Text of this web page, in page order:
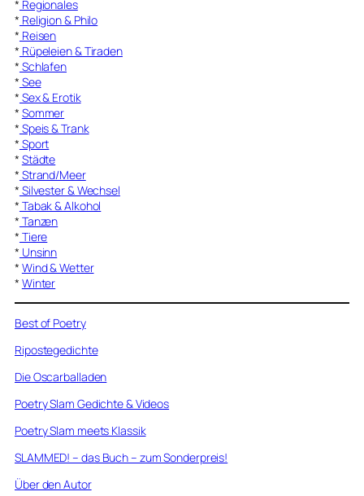
* Regionales
* Religion & Philo
* Reisen
* Rüpeleien & Tiraden
* Schlafen
* See
* Sex & Erotik
* Sommer
* Speis & Trank
* Sport
* Städte
* Strand/Meer
* Silvester & Wechsel
* Tabak & Alkohol
* Tanzen
* Tiere
* Unsinn
* Wind & Wetter
* Winter
Best of Poetry
Ripostegedichte
Die Oscarballaden
Poetry Slam Gedichte & Videos
Poetry Slam meets Klassik
SLAMMED! – das Buch – zum Sonderpreis!
Über den Autor